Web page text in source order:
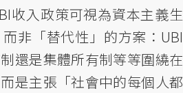
收入政策可視為資本主義生
非「替代性」的方案：UBI
還是集體所有制等等圍繞在
是主張「社會中的每個人都